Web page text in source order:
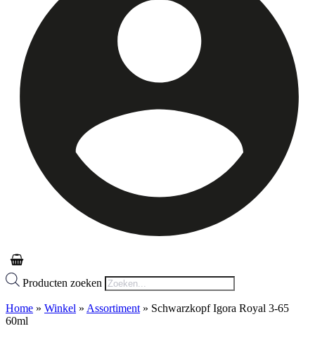
Producten zoeken
Home » Winkel » Assortiment » Schwarzkopf Igora Royal 3-65
60ml